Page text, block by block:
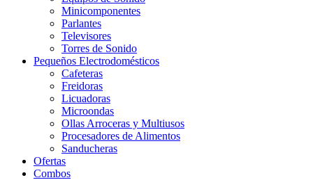
Minicomponentes
Parlantes
Televisores
Torres de Sonido
Pequeños Electrodomésticos
Cafeteras
Freidoras
Licuadoras
Microondas
Ollas Arroceras y Multiusos
Procesadores de Alimentos
Sanducheras
Ofertas
Combos